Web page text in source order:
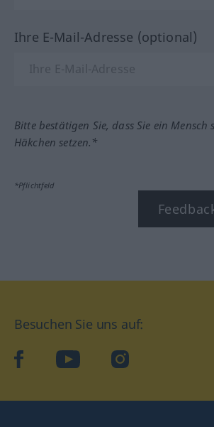
Ihre E-Mail-Adresse (optional)
Bitte bestätigen Sie, dass Sie ein Mensch
Häkchen setzen.*
*Pflichtfeld
Besuchen Sie uns auf:
facebookYouTube Instagram